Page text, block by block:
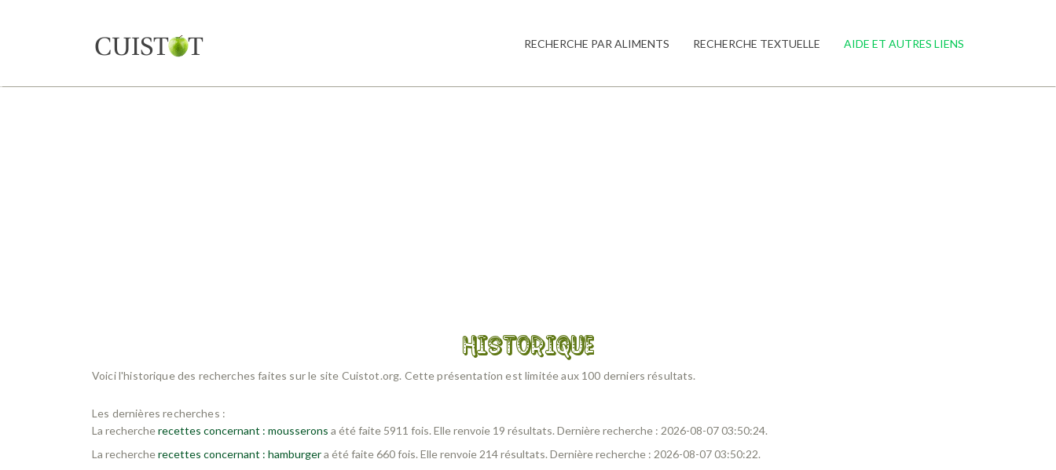
RECHERCHE PAR ALIMENTS RECHERCHE TEXTUELLE AIDE ET AUTRES LIENS
Voici l'historique des recherches faites sur le site Cuistot.org. Cette présentation est limitée aux 100 derniers résultats.
Les dernières recherches :
La rechercherecettes concernant : mousserons a été faite 5911 fois. Elle renvoie 19 résultats. Dernière recherche : 2026-08-07 03:50:24.
La rechercherecettes concernant : hamburgera été faite 660 fois. Elle renvoie 214 résultats. Dernière recherche : 2026-08-07 03:50:22.